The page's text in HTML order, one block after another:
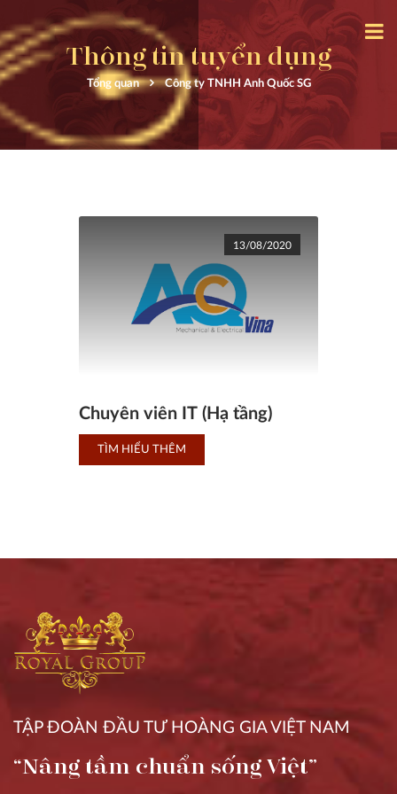
Thông tin tuyển dụng
Tổng quan Công ty TNHH Anh Quốc SG
TIN TỨC
13/08/2020
Chuyên viên IT (Hạ tầng)
TÌM HIỂU THÊM
TẬP ĐOÀN ĐẦU TƯ HOÀNG GIA VIỆT NAM
“Nâng tầm chuẩn sống Việt”